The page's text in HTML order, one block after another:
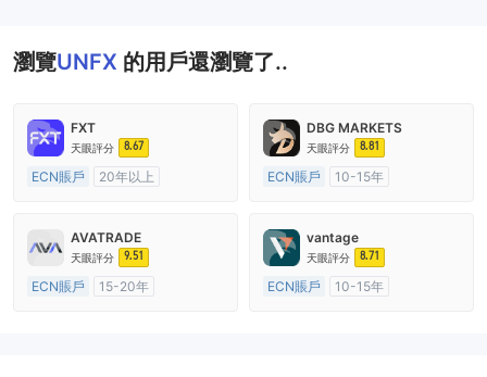
瀏覽UNFX 的用戶還瀏覽了..
FXT
天眼評分 8.67
ECN賬戶
20年以上
DBG MARKETS
天眼評分 8.81
ECN賬戶
10-15年
主標MT4
AVATRADE
天眼評分 9.51
ECN賬戶
15-20年
vantage
天眼評分 8.71
ECN賬戶
10-15年